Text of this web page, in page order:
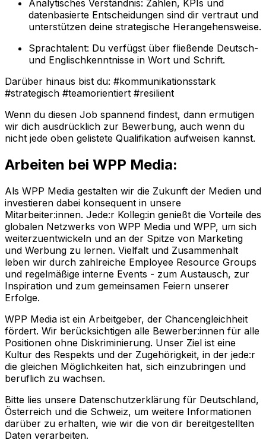
Analytisches Verständnis: Zahlen, KPIs und
datenbasierte Entscheidungen sind dir vertraut und
unterstützen deine strategische Herangehensweise.
Sprachtalent: Du verfügst über fließende Deutsch-
und Englischkenntnisse in Wort und Schrift.
Darüber hinaus bist du: #kommunikationsstark
#strategisch #teamorientiert #resilient
Wenn du diesen Job spannend findest, dann ermutigen
wir dich ausdrücklich zur Bewerbung, auch wenn du
nicht jede oben gelistete Qualifikation aufweisen kannst.
Arbeiten bei WPP Media:
Als WPP Media gestalten wir die Zukunft der Medien und
investieren dabei konsequent in unsere
Mitarbeiter:innen. Jede:r Kolleg:in genießt die Vorteile des
globalen Netzwerks von WPP Media und WPP, um sich
weiterzuentwickeln und an der Spitze von Marketing
und Werbung zu lernen. Vielfalt und Zusammenhalt
leben wir durch zahlreiche Employee Resource Groups
und regelmäßige interne Events - zum Austausch, zur
Inspiration und zum gemeinsamen Feiern unserer
Erfolge.
WPP Media ist ein Arbeitgeber, der Chancengleichheit
fördert. Wir berücksichtigen alle Bewerber:innen für alle
Positionen ohne Diskriminierung. Unser Ziel ist eine
Kultur des Respekts und der Zugehörigkeit, in der jede:r
die gleichen Möglichkeiten hat, sich einzubringen und
beruflich zu wachsen.
Bitte lies unsere Datenschutzerklärung für Deutschland,
Österreich und die Schweiz, um weitere Informationen
darüber zu erhalten, wie wir die von dir bereitgestellten
Daten verarbeiten.